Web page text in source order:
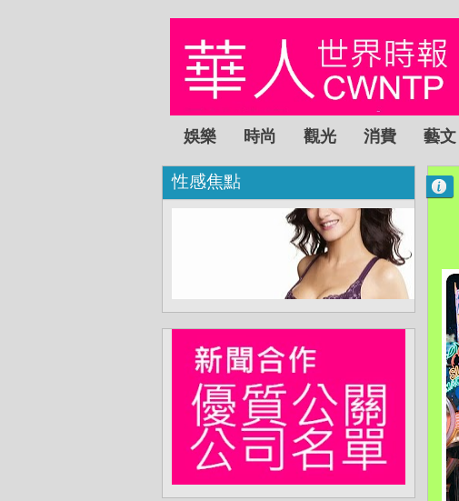
娛樂 時尚 觀光 消費 藝文
性感焦點